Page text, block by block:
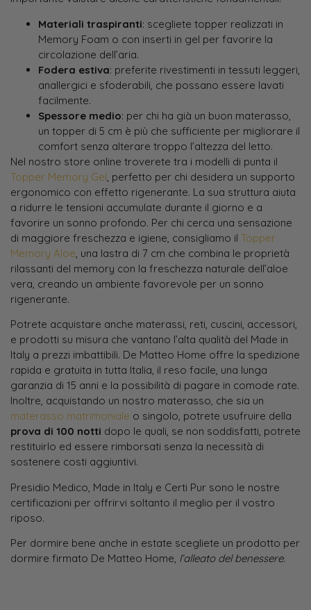
Materiali traspiranti: scegliete topper realizzati in
Memory Foam o con inserti in gel per favorire la
circolazione dell’aria.
Fodera estiva: preferite rivestimenti in tessuti leggeri,
anallergici e sfoderabili, che possano essere lavati
facilmente.
Spessore medio: per chi ha già un buon materasso,
un topper di 5 cm è più che sufficiente per migliorare il
comfort senza alterare troppo l’altezza del letto.
Nel nostro store online troverete tra i modelli di punta il
Topper Memory Gel , perfetto per chi desidera un supporto
ergonomico con effetto rigenerante. La sua struttura aiuta
a ridurre le tensioni accumulate durante il giorno e a
favorire un sonno profondo. Per chi cerca una sensazione
di maggiore freschezza e igiene, consigliamo il Topper
Memory Aloe , una lastra di 7 cm che combina le proprietà
rilassanti del memory con la freschezza naturale dell’aloe
vera, creando un ambiente favorevole per un sonno
rigenerante.
Potrete acquistare anche materassi, reti, cuscini, accessori,
e prodotti su misura che vantano l’alta qualità del Made in
Italy a prezzi imbattibili. De Matteo Home offre la spedizione
rapida e gratuita in tutta Italia, il reso facile, una lunga
garanzia di 15 anni e la possibilità di pagare in comode rate.
Inoltre, acquistando un nostro materasso, che sia un
materasso matrimoniale o singolo, potrete usufruire della
prova di 100 notti dopo le quali, se non soddisfatti, potrete
restituirlo ed essere rimborsati senza la necessità di
sostenere costi aggiuntivi.
Presidio Medico, Made in Italy e Certi Pur sono le nostre
certificazioni per offrirvi soltanto il meglio per il vostro
riposo.
Per dormire bene anche in estate scegliete un prodotto per
dormire firmato De Matteo Home, l’alleato del benessere.